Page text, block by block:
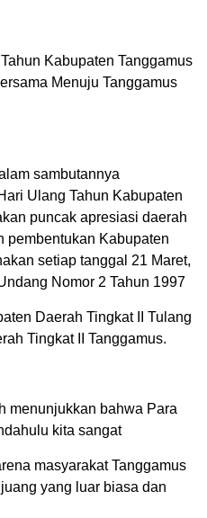
Kabupaten Tanggamus
Menuju Tanggamus
sambutannya
Ulang Tahun Kabupaten
puncak apresiasi daerah
pembentukan Kabupaten
setiap tanggal 21 Maret,
Nomor 2 Tahun 1997
Daerah Tingkat II Tulang
Tingkat II Tanggamus.
menunjukkan bahwa Para
kita sangat
masyarakat Tanggamus
yang luar biasa dan